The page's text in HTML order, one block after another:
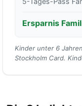
Ersparnis
Kinder unter 6
Stockholm Card.